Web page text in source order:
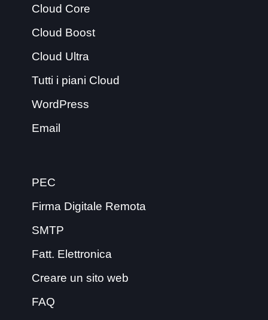
Cloud Core
Cloud Boost
Cloud Ultra
Tutti i piani Cloud
WordPress
Email
PEC
Firma Digitale Remota
SMTP
Fatt. Elettronica
Creare un sito web
FAQ